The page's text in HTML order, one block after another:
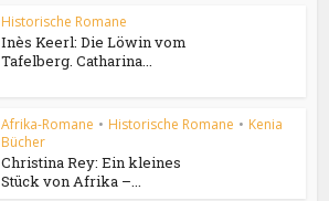
Historische Romane
Inès Keerl: Die Löwin vom
Tafelberg. Catharina...
Afrika-Romane • Historische Romane • Kenia
Bücher
Christina Rey: Ein kleines
Stück von Afrika –...